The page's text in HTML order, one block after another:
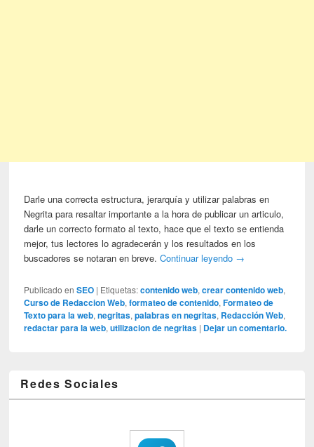
Darle una correcta estructura, jerarquía y utilizar palabras en
Negrita para resaltar importante a la hora de publicar un articulo,
darle un correcto formato al texto, hace que el texto se entienda
mejor, tus lectores lo agradecerán y los resultados en los
buscadores se notaran en breve.Continuar leyendo →
Publicado en SEO | Etiquetas: contenido web,crear contenido web,
Curso de Redaccion Web,formateo de contenido,Formateo de
Texto para la web,negritas,palabras en negritas, Redacción Web,
redactar para la web,utilizacion de negritas | Dejar un comentario.
Redes Sociales